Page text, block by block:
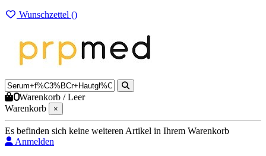
Wunschzettel ()
0Warenkorb /Leer
Warenkorb
×
Es befinden sich keine weiteren Artikel in Ihrem Warenkorb
Anmelden